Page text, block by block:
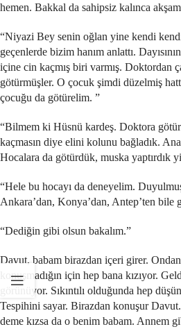
hemen. Bakkal da sahipsiz kalınca
“Niyazi Bey senin oğlan yine kendi
geçenlerde bizim hanım anlattı.
içine cin kaçmış biri varmış. Doktordan
götürmüşler. O çocuk şimdi düzelmiş
çocuğu da götürelim. ”
“Bilmem ki Hüsnü kardeş. Doktora
kaçmasın diye elini kolunu bağladık.
Hocalara da götürdük, muska yaptırdık
“Hele bu hocayı da deneyelim.
Ankara’dan, Konya’dan, Antep’ten bile
“Dediğin gibi olsun bakalım.”
Davut, babam birazdan içeri girer.
konuşmadığın için hep bana kızıyor.
görünüyor. Sıkıntılı olduğunda hep
Tespihini sayar. Birazdan konuşur
deme kızsa da o benim babam. Annem